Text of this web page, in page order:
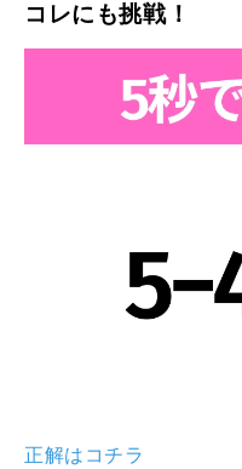
コレにも挑戦！
正解はコチラ